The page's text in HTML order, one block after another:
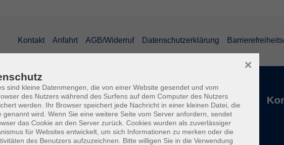
Kontakt Anfahrt AGB/Widerruf Datenschutzerklärung
& Leben
Inhalte
Aktuelles
Mediathek
sind kleine Datenmengen, die von einer Website gesendet und vom
des Nutzers während des Surfens auf dem Computer des Nutzers
werden. Ihr Browser speichert jede Nachricht in einer kleinen Datei, die
genannt wird. Wenn Sie eine weitere Seite vom Server anfordern, sendet
das Cookie an den Server zurück. Cookies wurden als zuverlässiger
für Websites entwickelt, um sich Informationen zu merken oder die
des Benutzers aufzuzeichnen. Bitte willigen Sie in die Verwendung
×